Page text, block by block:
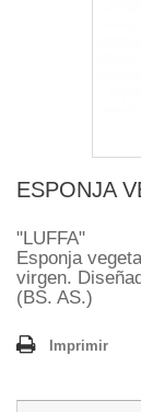
ESPONJA
"LUFFA"
Esponja
virgen.
(BS. AS.)
Imprimir